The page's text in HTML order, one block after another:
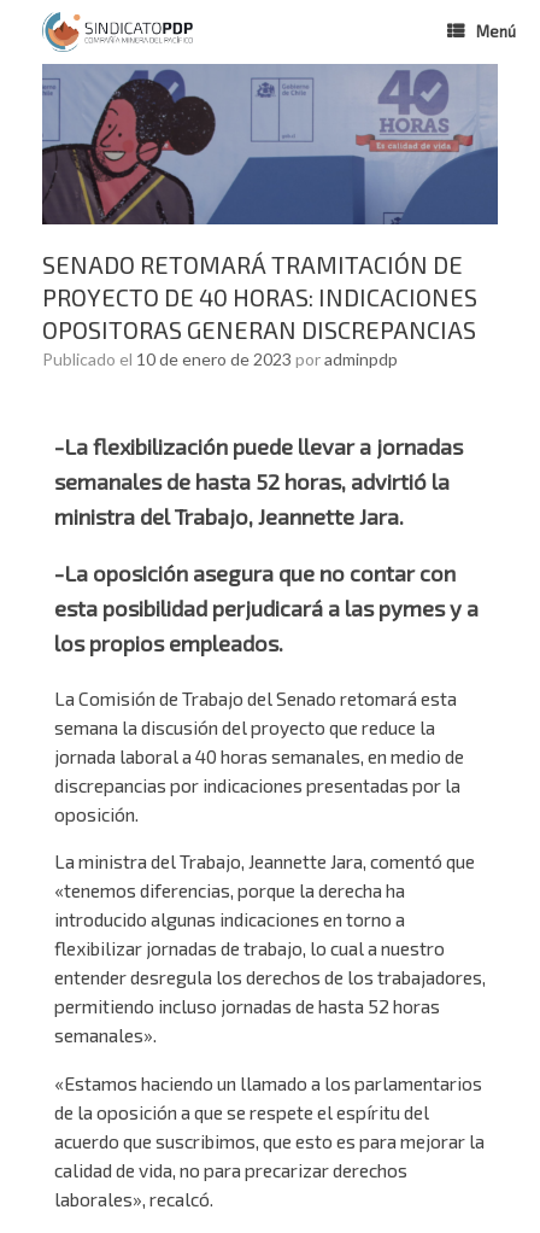
Menú
SENADO RETOMARÁ TRAMITACIÓN DE
PROYECTO DE 40 HORAS: INDICACIONES
OPOSITORAS GENERAN DISCREPANCIAS
Publicado el 10 de enero de 2023 poradminpdp
-La flexibilización puede llevar a jornadas
semanales de hasta 52 horas, advirtió la
ministra del Trabajo, Jeannette Jara.
-La oposición asegura que no contar con
esta posibilidad perjudicará a las pymes y a
los propios empleados.
La Comisión de Trabajo del Senado retomará esta
semana la discusión del proyecto que reduce la
jornada laboral a 40 horas semanales, en medio de
discrepancias por indicaciones presentadas por la
oposición.
La ministra del Trabajo, Jeannette Jara, comentó que
«tenemos diferencias, porque la derecha ha
introducido algunas indicaciones en torno a
flexibilizar jornadas de trabajo, lo cual a nuestro
entender desregula los derechos de los trabajadores,
permitiendo incluso jornadas de hasta 52 horas
semanales».
«Estamos haciendo un llamado a los parlamentarios
de la oposición a que se respete el espíritu del
acuerdo que suscribimos, que esto es para mejorar la
calidad de vida, no para precarizar derechos
laborales», recalcó.